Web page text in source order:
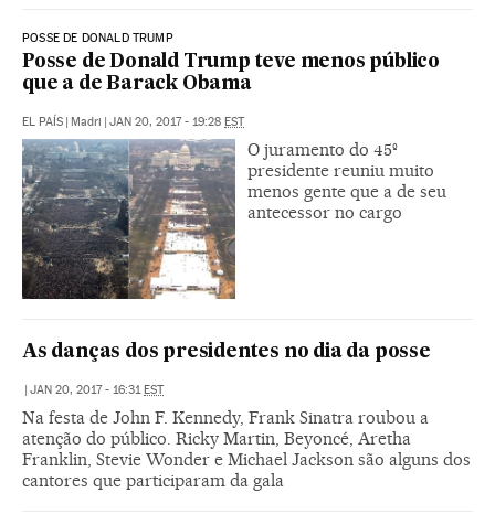
POSSE DE DONALD TRUMP
Posse de Donald Trump teve menos público
que a de Barack Obama
EL PAÍS | Madri | JAN 20, 2017 - 19:28 EST
O juramento do 45º
presidente reuniu muito
menos gente que a de seu
antecessor no cargo
As danças dos presidentes no dia da posse
| JAN 20, 2017 - 16:31EST
Na festa de John F. Kennedy, Frank Sinatra roubou a
atenção do público. Ricky Martin, Beyoncé, Aretha
Franklin, Stevie Wonder e Michael Jackson são alguns dos
cantores que participaram da gala